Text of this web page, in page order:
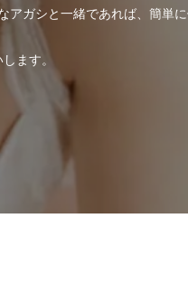
ガシと一緒であれば、簡単に
ます。